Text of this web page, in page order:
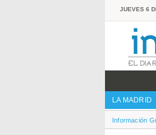
JUEVES 6
LA MADRID
Información